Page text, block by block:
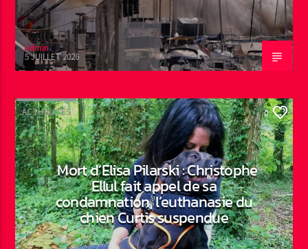
Admin
5 JUILLET 2026
ACTUALITÉS 0
Mort d’Elisa Pilarski : Christophe
Ellul fait appel de sa
condamnation, l’euthanasie du
chien Curtis suspendue